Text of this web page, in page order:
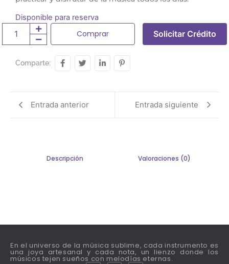
Disponible para reserva
Comprar Solicitar Crédito
Comparte:
Entrada anterior Entrada siguiente
Descripción Valoraciones (0)
En el universo de la música sublime, cada instrumento es
una joya artesanal y cada nota, un lienzo donde los
músicos tejen sueños con melodías eternas.